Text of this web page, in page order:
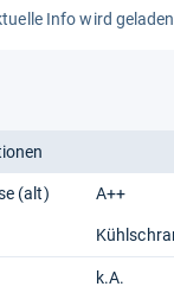
Info wird
(alt) A++
k.A.